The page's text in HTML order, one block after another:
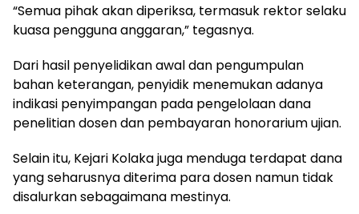
‎“Semua pihak akan diperiksa, termasuk rektor selaku
kuasa pengguna anggaran,” tegasnya.
‎Dari hasil penyelidikan awal dan pengumpulan
bahan keterangan, penyidik menemukan adanya
indikasi penyimpangan pada pengelolaan dana
penelitian dosen dan pembayaran honorarium ujian.
‎Selain itu, Kejari Kolaka juga menduga terdapat dana
yang seharusnya diterima para dosen namun tidak
disalurkan sebagaimana mestinya.